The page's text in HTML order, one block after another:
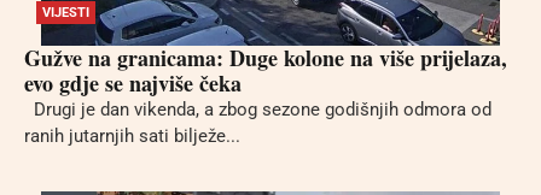
VIJESTI
Gužve na granicama: Duge kolone na više prijelaza,
evo gdje se najviše čeka
Drugi je dan vikenda, a zbog sezone godišnjih odmora od
ranih jutarnjih sati bilježe...